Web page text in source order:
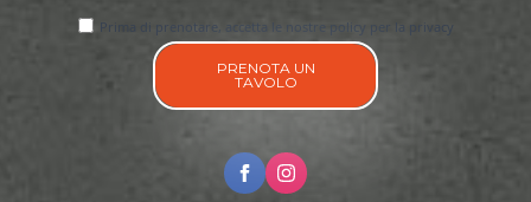
Prima di prenotare, accetta le nostre policy per la privacy
PRENOTA UN
TAVOLO